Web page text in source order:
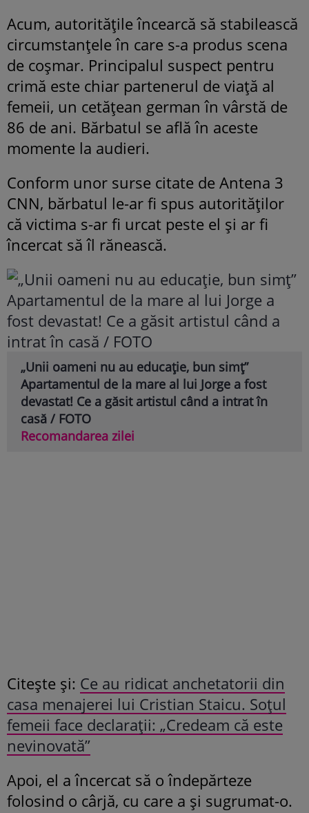
Acum, autoritățile încearcă să stabilească
circumstanțele în care s-a produs scena
de coșmar. Principalul suspect pentru
crimă este chiar partenerul de viață al
femeii, un cetățean german în vârstă de
86 de ani. Bărbatul se află în aceste
momente la audieri.
Conform unor surse citate de Antena 3
CNN, bărbatul le-ar fi spus autorităților
că victima s-ar fi urcat peste el și ar fi
încercat să îl rănească.
„Unii oameni nu au educație, bun simț”
Apartamentul de la mare al lui Jorge a fost
devastat! Ce a găsit artistul când a intrat în
casă / FOTO
Recomandarea zilei
Citește și: Ce au ridicat anchetatorii din
casa menajerei lui Cristian Staicu. Soțul
femeii face declarații: „Credeam că este
nevinovată”
Apoi, el a încercat să o îndepărteze
folosind o cârjă, cu care a și sugrumat-o.